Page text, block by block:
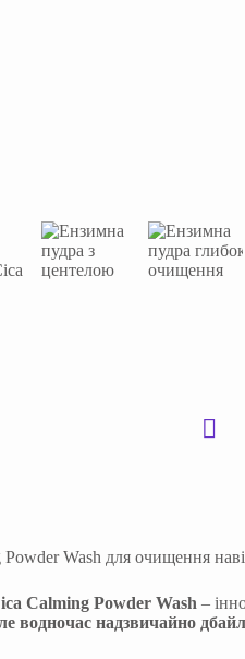
Wash для очищення
Calming Powder Wash –
водночас надзвичайно